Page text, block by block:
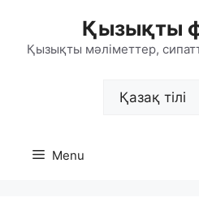
content
Қызықты
Қызықты мәліметтер,
Choose
Menu